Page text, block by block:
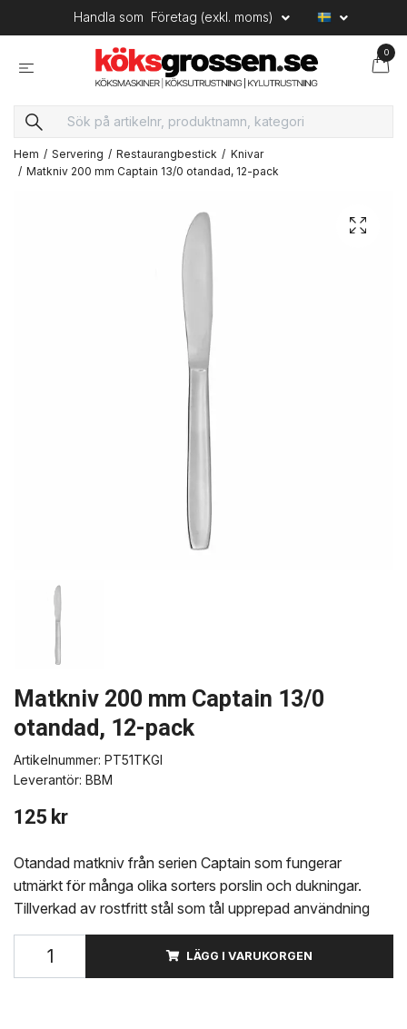
Handla som Företag (exkl. moms)
0
Hem Servering Restaurangbestick
Knivar
Matkniv 200 mm Captain 13/0 otandad, 12-pack
Matkniv 200 mm Captain 13/0
otandad, 12-pack
Artikelnummer: PT51TKGI
Leverantör: BBM
125 kr
Otandad matkniv från serien Captain som fungerar
utmärkt för många olika sorters porslin och dukningar.
Tillverkad av rostfritt stål som tål upprepad användning
LÄGG I VARUKORGEN